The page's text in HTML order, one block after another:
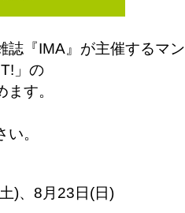
誌『IMA』が主催するマ
」の
す。
。
)、8月23日(日)